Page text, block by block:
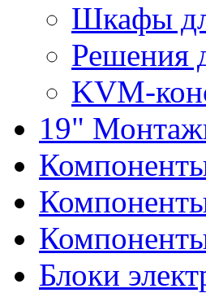
Шкафы
Решения
KVM-
19"
Блоки